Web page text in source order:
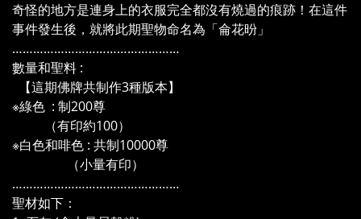
奇怪的地方是連身上的衣服完全都沒有燒過的痕跡！在這件
事件發生後，就將此期聖物命名為「侖花昐」
…………………………………………
數量和聖料 :
【這期佛牌共制作3種版本】
※綠色 : 制200尊
（有印約100）
※白色和啡色 : 共制10000尊
（小量有印）
…………………………………………
聖材如下：